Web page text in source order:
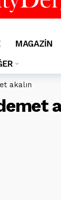
MAGAZİN
akalın